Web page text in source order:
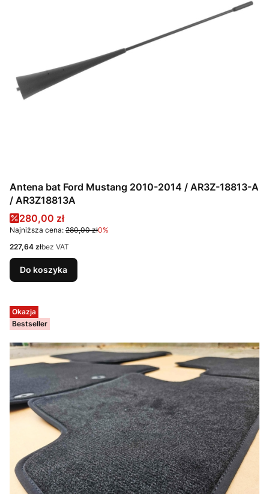
Antena bat Ford Mustang 2010-2014 / AR3Z-18813-A
/ AR3Z18813A
Cena promocyjna
280,00 zł
Najniższa cena: 280,00 zł0%
Cena
227,64 złbez VAT
Do koszyka
Okazja
Bestseller